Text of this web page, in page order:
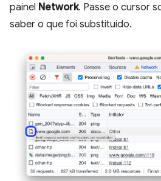
painel Network. Passe o cursor
saber o que foi substituído.